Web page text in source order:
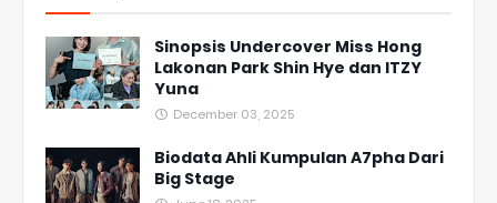
Sinopsis Undercover Miss Hong
Lakonan Park Shin Hye dan ITZY
Yuna
December 03, 2025
Biodata Ahli Kumpulan A7pha Dari
Big Stage